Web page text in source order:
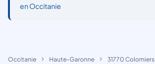
en Occitanie
Occitanie Haute-Garonne 31770 Colomiers